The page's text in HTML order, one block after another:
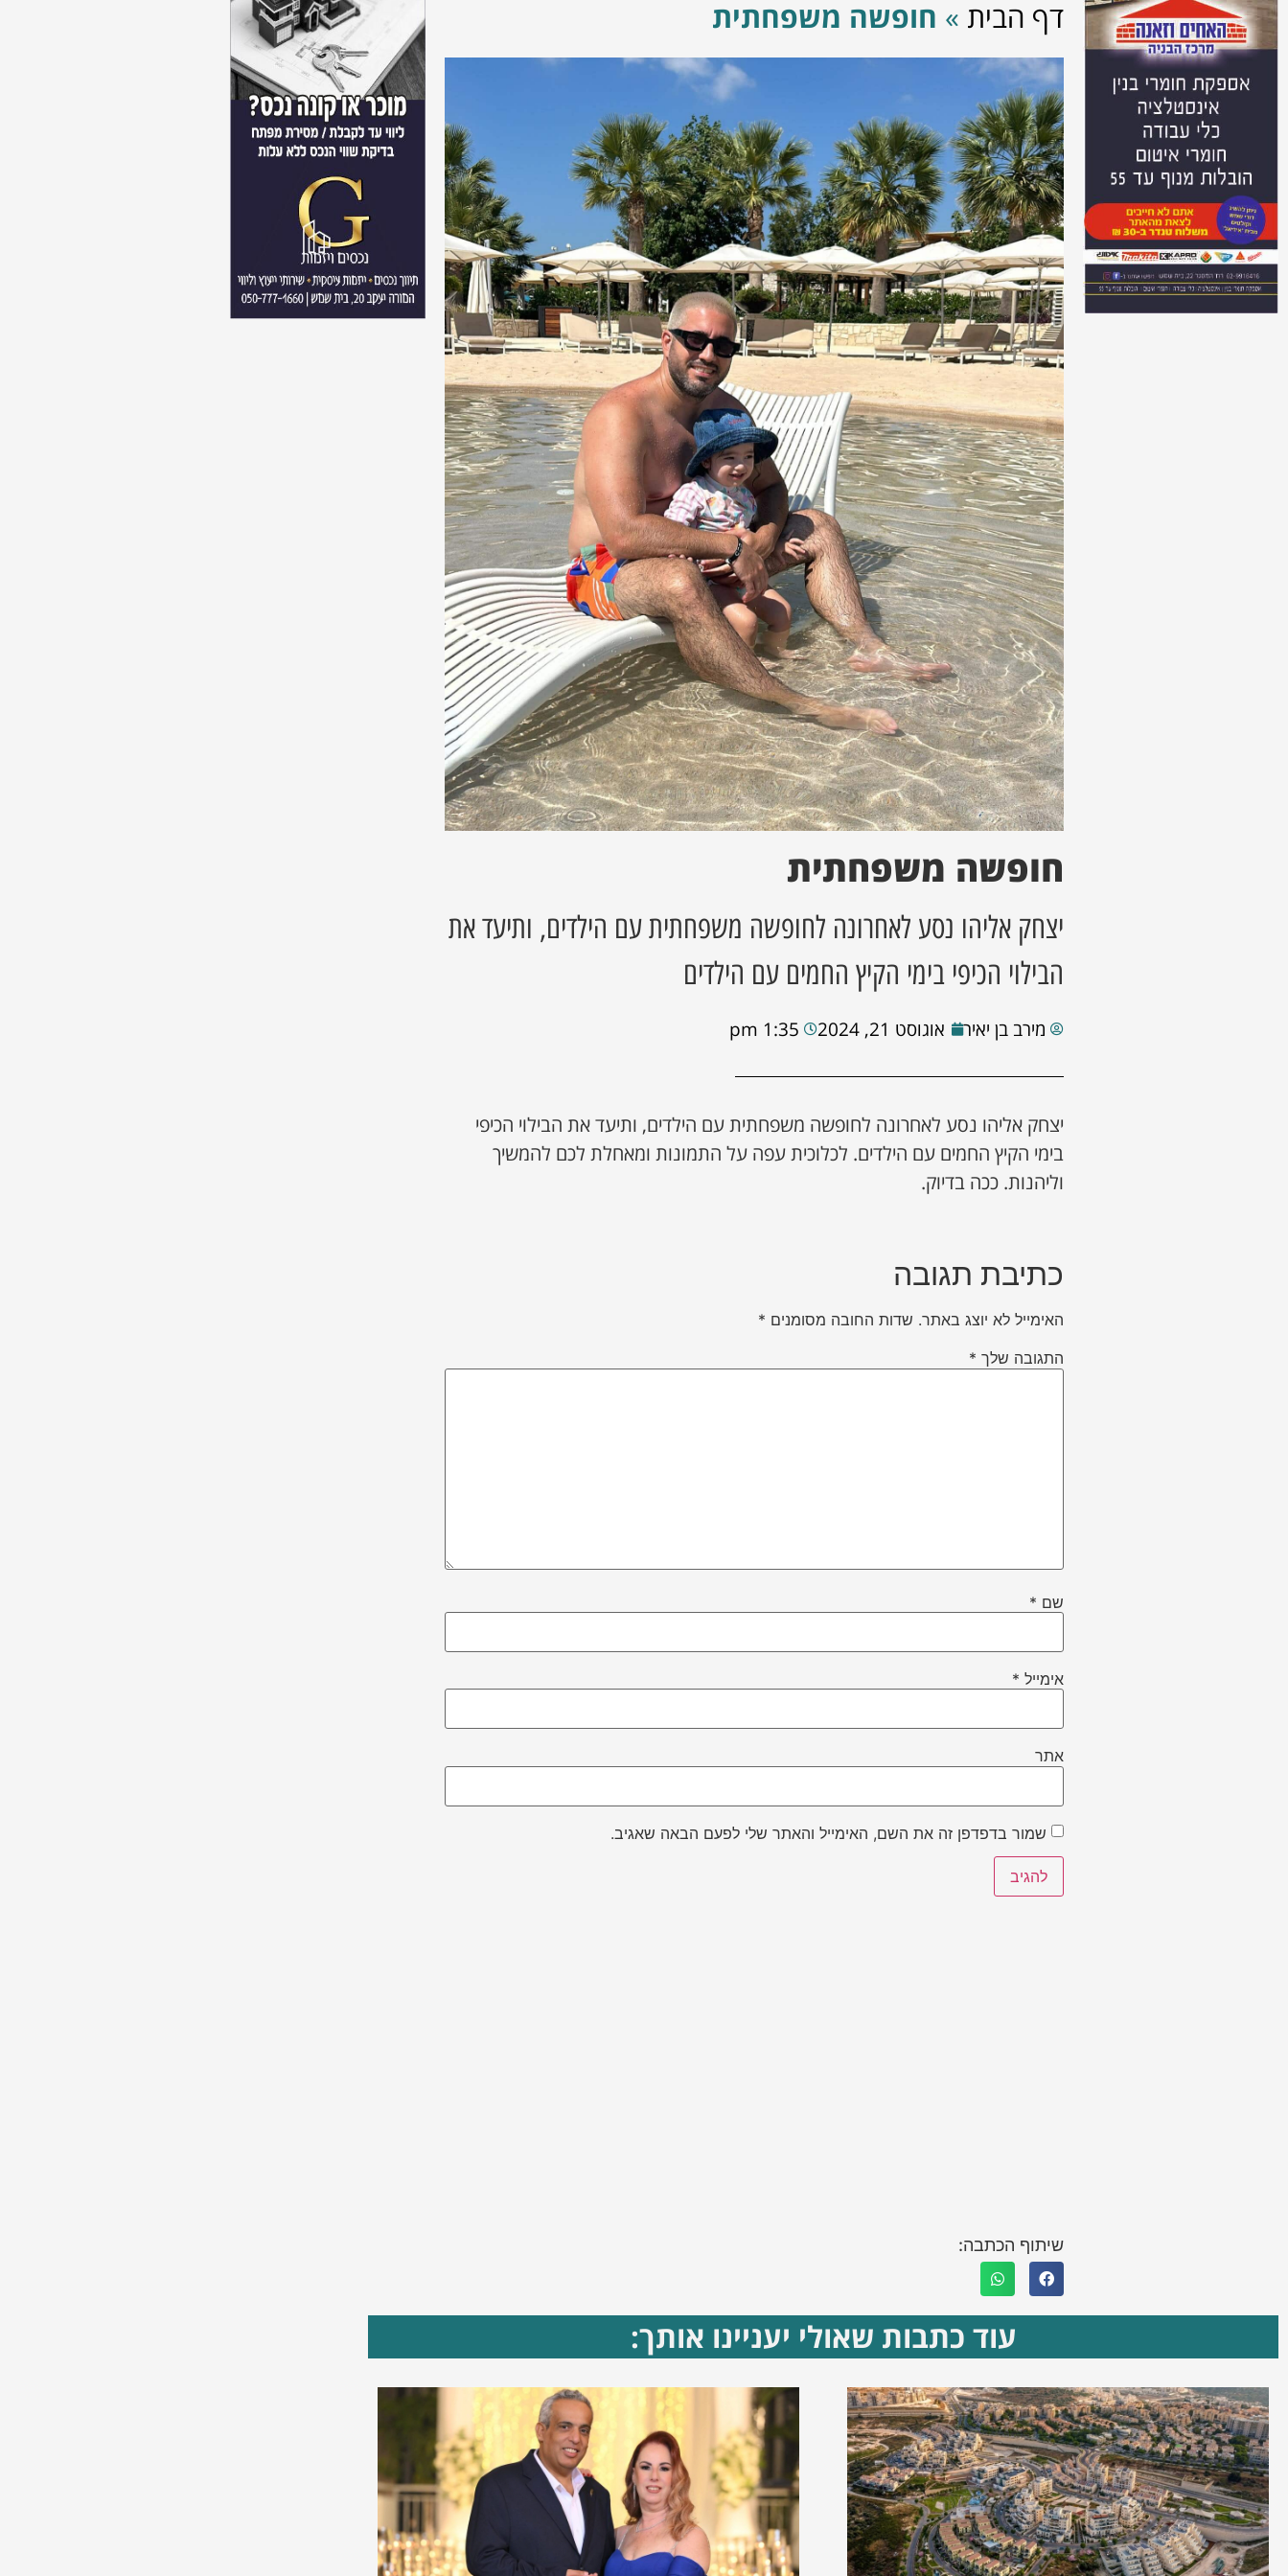
דף הבית » חופשה משפחתית
חופשה משפחתית
יצחק אליהו נסע לאחרונה לחופשה משפחתית עם הילדים, ותיעד את
הבילוי הכיפי בימי הקיץ החמים עם הילדים
מירב בן יאיר אוגוסט 21, 2024 1:35 pm
יצחק אליהו נסע לאחרונה לחופשה משפחתית עם הילדים, ותיעד את הבילוי הכיפי
בימי הקיץ החמים עם הילדים. לכלוכית עפה על התמונות ומאחלת לכם להמשיך
וליהנות. ככה בדיוק.
כתיבת תגובה
האימייל לא יוצג באתר. שדות החובה מסומנים *
התגובה שלך *
שם *
אימייל *
אתר
שמור בדפדפן זה את השם, האימייל והאתר שלי לפעם הבאה שאגיב.
שיתוף הכתבה:
עוד כתבות שאולי יעניינו אותך: